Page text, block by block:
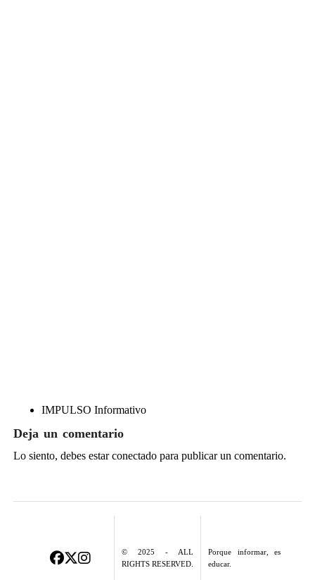
IMPULSO Informativo
Deja un comentario
Lo siento, debes estarconectadopara publicar un comentario.
© 2025 - ALL
RIGHTS RESERVED.
Porque informar, es
educar.